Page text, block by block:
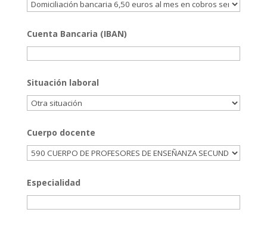
Cuenta Bancaria (IBAN)
Situación laboral
Cuerpo docente
Especialidad